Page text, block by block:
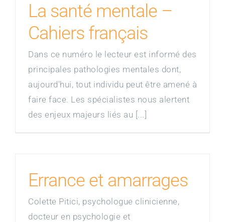
La santé mentale –
Cahiers français
Dans ce numéro le lecteur est informé des
principales pathologies mentales dont,
aujourd'hui, tout individu peut être amené à
faire face. Les spécialistes nous alertent
des enjeux majeurs liés au [...]
Errance et amarrages
Colette Pitici, psychologue clinicienne,
docteur en psychologie et